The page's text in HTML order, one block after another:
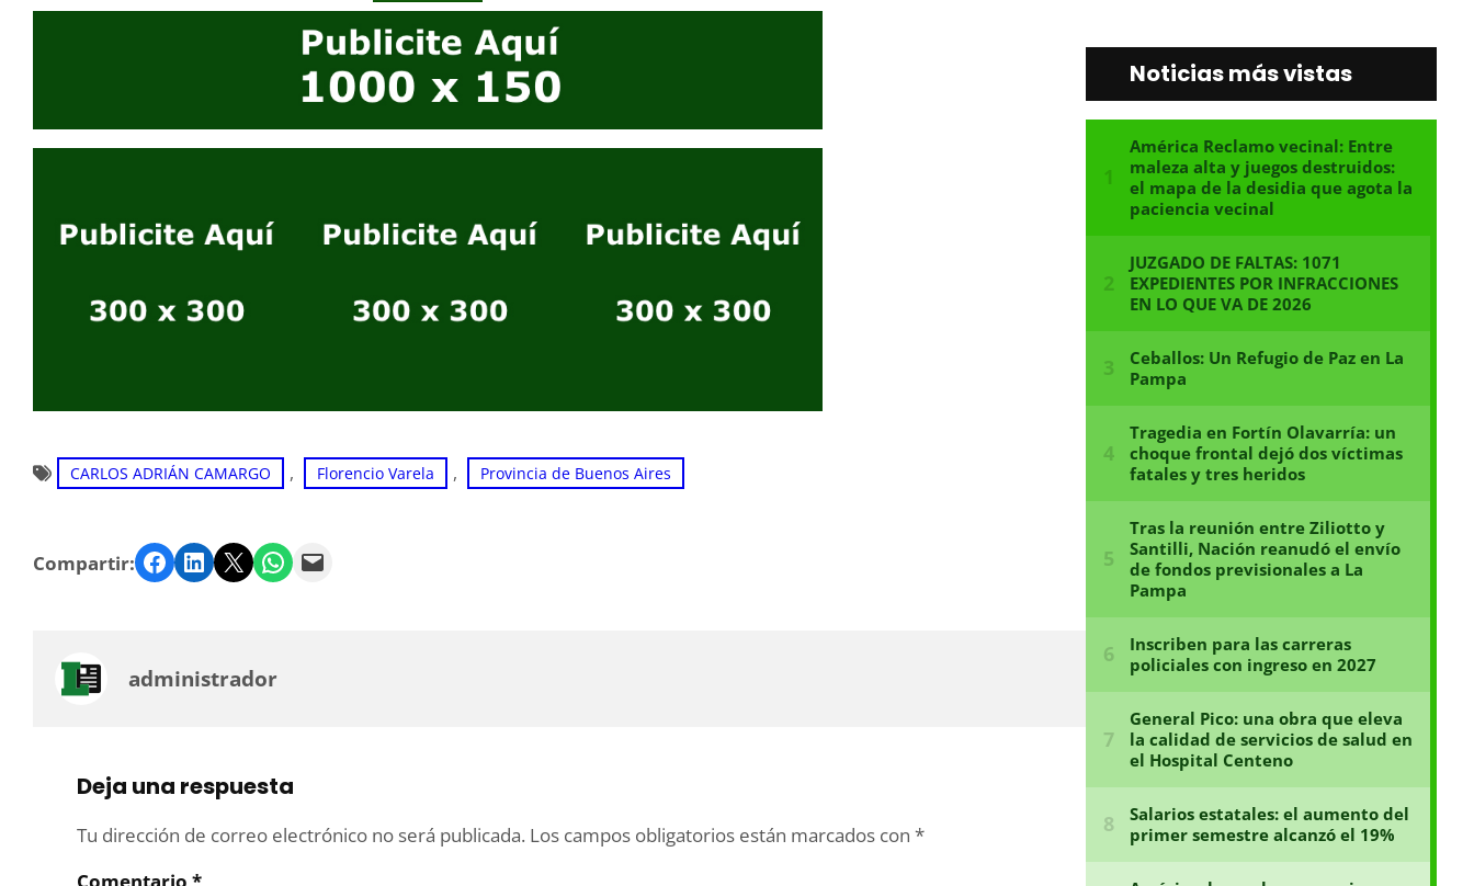
CARLOS ADRIÁN CAMARGO , Florencio Varela , Provincia de Buenos Aires
Compartir: Facebook LinkedIn Twitter WhatsApp Email
administrador
Deja una respuesta
Tu dirección de correo electrónico no será publicada. Los campos obligatorios están marcados con *
Noticias más vistas